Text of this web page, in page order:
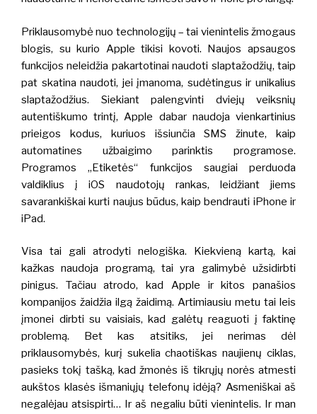
Priklausomybė nuo technologijų – tai vienintelis žmogaus
blogis, su kurio Apple tikisi kovoti. Naujos apsaugos
funkcijos neleidžia pakartotinai naudoti slaptažodžių, taip
pat skatina naudoti, jei įmanoma, sudėtingus ir unikalius
slaptažodžius. Siekiant palengvinti dviejų veiksnių
autentiškumo trintį, Apple dabar naudoja vienkartinius
prieigos kodus, kuriuos išsiunčia SMS žinute, kaip
automatines užbaigimo parinktis programose.
Programos „Etiketės“ funkcijos
saugiai perduoda
valdiklius į iOS naudotojų rankas, leidžiant jiems
savarankiškai kurti naujus būdus, kaip bendrauti iPhone ir
iPad.
Visa tai gali atrodyti nelogiška.
Kiekvieną kartą, kai
kažkas naudoja programą, tai yra galimybė užsidirbti
pinigus.
Tačiau atrodo, kad Apple ir kitos panašios
kompanijos žaidžia ilgą žaidimą. Artimiausiu metu tai leis
įmonei dirbti su vaisiais, kad galėtų reaguoti į faktinę
problemą.
Bet kas atsitiks, jei nerimas dėl
priklausomybės, kurį sukelia chaotiškas naujienų ciklas,
pasieks tokį tašką, kad žmonės iš tikrųjų norės atmesti
aukštos klasės išmaniųjų telefonų idėją? Asmeniškai aš
negalėjau atsispirti… Ir aš negaliu būti vienintelis. Ir man